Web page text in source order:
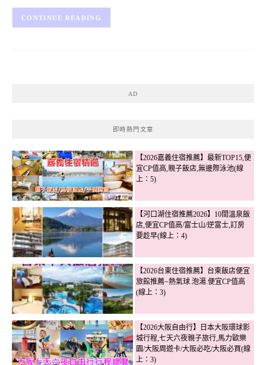
CONTINUE READING
AD
即時熱門文章
【2026嘉義住宿推薦】最新TOP15,便
宜CP值高,親子飯店,無邊際泳池(線
上：5)
【河口湖住宿推薦2026】10間溫泉飯
店,便宜CP值高/富士山/逆富士,訂房
要趁早(線上：4)
【2026台東住宿推薦】台東飯店便宜
旅館推薦~熱氣球.泡湯.便宜CP值高
(線上：3)
【2026大阪自由行】日本大阪環球影
城行程,七天六夜親子旅行,馬力歐樂
園/大阪周遊卡/大阪必吃/大阪必買(線
上：3)